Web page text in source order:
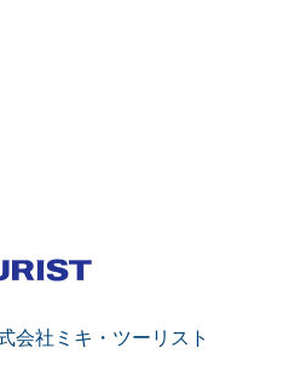
会社ミキ・ツーリスト